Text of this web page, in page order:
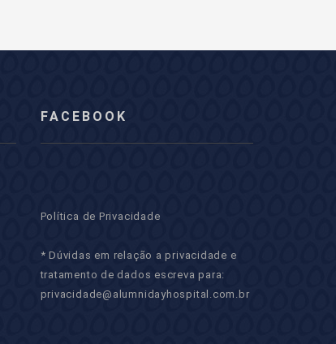
FACEBOOK
Política de Privacidade
* Dúvidas em relação a privacidade e
tratamento de dados escreva para:
privacidade@alumnidayhospital.com.br